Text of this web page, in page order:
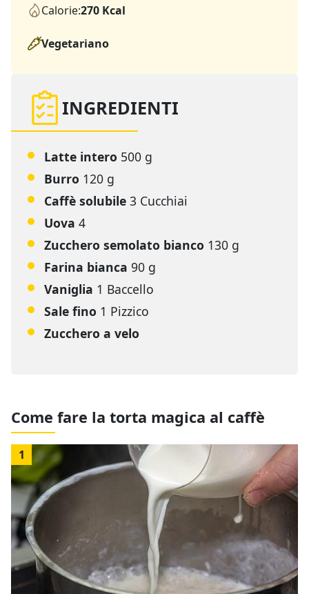
Calorie:270 Kcal
Vegetariano
INGREDIENTI
Latte intero 500 g
Burro 120 g
Caffè solubile 3 Cucchiai
Uova 4
Zucchero semolato bianco 130 g
Farina bianca 90 g
Vaniglia 1 Baccello
Sale fino 1 Pizzico
Zucchero a velo
Come fare la torta magica al caffè
1